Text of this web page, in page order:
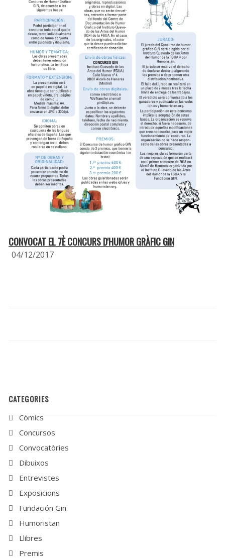
CONVOCAT EL 7È CONCURS D'HUMOR GRÀFIC GIN
04/12/2017
CATEGORIES
Còmics
Concursos
Convocatòries
Dibuixos
Entrevistes
Exposicions
Fundación Gin
Humoristan
Llibres
Premis